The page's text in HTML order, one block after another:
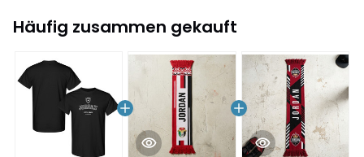
Häufig zusammen gekauft